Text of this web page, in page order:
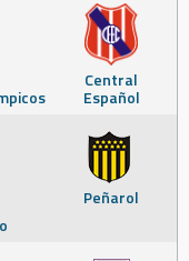
Central
Español
Peñarol